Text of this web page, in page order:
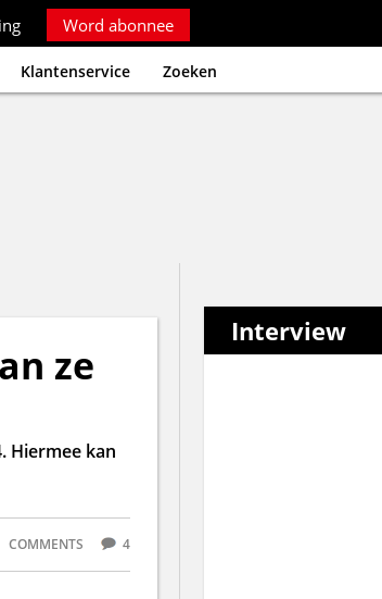
Word abonnee
Klantenservice Zoeken
ze
Hiermee kan
COMMENTS 4
Interview